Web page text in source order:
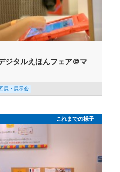
ジタルえほんフェア＠マ
展・展示会
これまでの様子